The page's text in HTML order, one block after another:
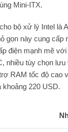
Mini-ITX.
bộ xử lý Intel là
gọn này cung cấp
điện mạnh mẽ
nhiều tùy chọn
RAM tốc độ cao
220 USD.